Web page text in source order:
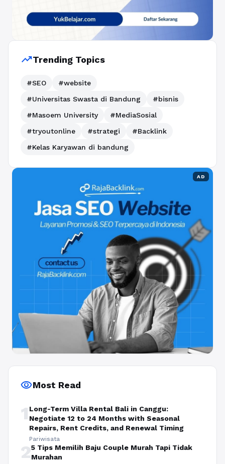
trending_upTrending Topics
#SEO
#website
#Universitas Swasta di Bandung
#bisnis
#Masoem University
#MediaSosial
#tryoutonline
#strategi
#Backlink
#Kelas Karyawan di bandung
AD
visibilityMost Read
1 Long-Term Villa Rental Bali in Canggu:
Negotiate 12 to 24 Months with Seasonal
Repairs, Rent Credits, and Renewal Timing
Pariwisata
25 Tips Memilih Baju Couple Murah Tapi Tidak
Murahan